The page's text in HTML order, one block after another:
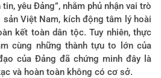
yêu Đảng”, nhằm phủ nhận vai trò
sản Việt Nam, kích động tâm lý hoài
kết toàn dân tộc. Tuy nhiên, thực
cùng những thành tựu to lớn của
của Đảng đã chứng minh đây là
và hoàn toàn không có cơ sở.